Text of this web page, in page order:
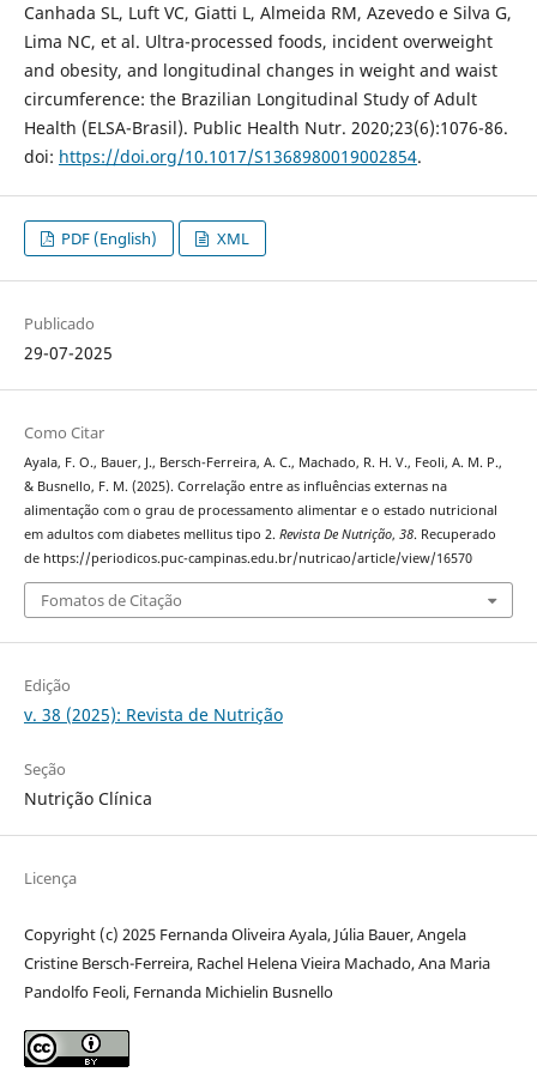
Canhada SL, Luft VC, Giatti L, Almeida RM, Azevedo e Silva G,
Lima NC, et al. Ultra-processed foods, incident overweight
and obesity, and longitudinal changes in weight and waist
circumference: the Brazilian Longitudinal Study of Adult
Health (ELSA-Brasil). Public Health Nutr. 2020;23(6):1076-86.
doi: https://doi.org/10.1017/S1368980019002854.
PDF (English) XML
Publicado
29-07-2025
Como Citar
Ayala, F. O., Bauer, J., Bersch-Ferreira, A. C., Machado, R. H. V., Feoli, A. M. P.,
& Busnello, F. M. (2025). Correlação entre as influências externas na
alimentação com o grau de processamento alimentar e o estado nutricional
em adultos com diabetes mellitus tipo 2. Revista De Nutrição, 38. Recuperado
de https://periodicos.puc-campinas.edu.br/nutricao/article/view/16570
Fomatos de Citação
Edição
v. 38 (2025): Revista de Nutrição
Seção
Nutrição Clínica
Licença
Copyright (c) 2025 Fernanda Oliveira Ayala, Júlia Bauer, Angela
Cristine Bersch-Ferreira, Rachel Helena Vieira Machado, Ana Maria
Pandolfo Feoli, Fernanda Michielin Busnello